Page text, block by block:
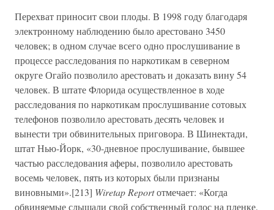
Перехват приносит свои плоды. В 1998 году благодаря
электронному наблюдению было арестовано 3450
человек; в одном случае всего одно прослушивание в
процессе расследования по наркотикам в северном
округе Огайо позволило арестовать и доказать вину 54
человек. В штате Флорида осуществленное в ходе
расследования по наркотикам прослушивание сотовых
телефонов позволило арестовать десять человек и
вынести три обвинительных приговора. В Шинектади,
штат Нью-Йорк, «30-дневное прослушивание, бывшее
частью расследования аферы, позволило арестовать
восемь человек, пять из которых были признаны
виновными».[213] Wiretap Reportотмечает: «Когда
обвиняемые слышали свой собственный голос на пленке,